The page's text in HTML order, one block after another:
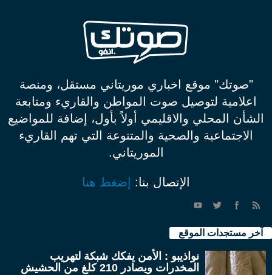
"صوتك" موقع اخباري موريتاني مستقل، ومنصة
اعلامية لتوصيل صوت المواطن والقاريء ومتابعة
الشأن المحلي والاقليمي أولاً بأول، إضافة للمواضيع
الاجتماعية والصحية والمتنوعة التي تهم القاريء
الموريتاني.
الإتصال بنا: إضغط هنا
آخر مستجدات الموقع
نواذيبو : الأمن يفكك شبكة لتهريب
المخدرات ويصادر 210 كلغ من الحشيش